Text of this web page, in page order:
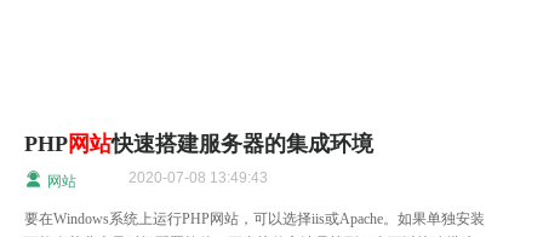
PHP网站快速搭建服务器的集成环境
网站 2020-07-08 13:49:43
要在Windows系统上运行PHP网站，可以选择iis或Apache。如果单独安装